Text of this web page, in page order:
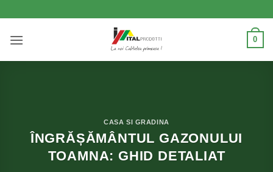
content
0
CASA SI GRADINA
ÎNGRĂȘĂMÂNTUL GAZONULUI
TOAMNA: GHID DETALIAT